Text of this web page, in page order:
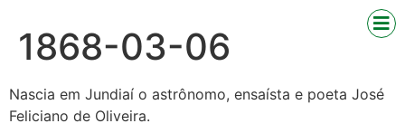
1868-03-06
Nascia em Jundiaí o astrônomo, ensaísta e poeta José
Feliciano de Oliveira.